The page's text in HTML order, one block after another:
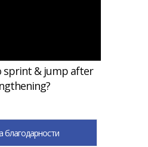
sprint & jump after
благодарности